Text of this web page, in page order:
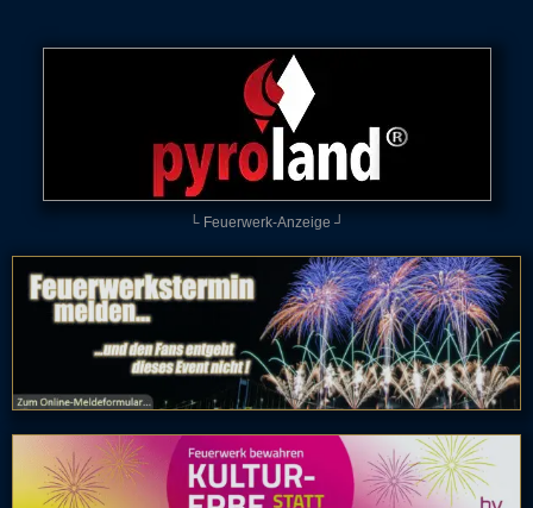
└ Feuerwerk-Anzeige ┘